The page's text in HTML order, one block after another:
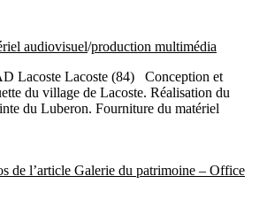
audiovisuel/production multimédia
Lacoste Lacoste (84) Conception et
du village de Lacoste. Réalisation du
du Luberon. Fourniture du matériel